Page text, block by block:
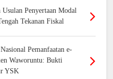
Penyertaan Modal
Tekanan Fiskal
Pemanfaatan e-
Waworuntu: Bukti
YSK